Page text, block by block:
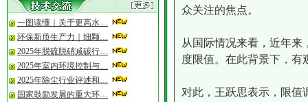
一图读懂｜关于更高水…
环保新质生产力｜细颗…
2025年脱硫脱硝减碳行…
2025年室内环境控制与…
2025年除尘行业评述和…
国家鼓励发展的重大环…
众关注的焦点。
从国际情况来看，近年来
度限值。在此背景下，有
对此，王跃思表示，限值